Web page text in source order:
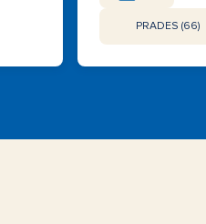
PRADES (66)